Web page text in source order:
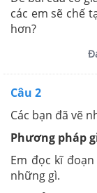
các em sẽ chế
hơn?
Câu 2
Các bạn đã vẽ
Phương pháp
Em đọc kĩ
những gì.